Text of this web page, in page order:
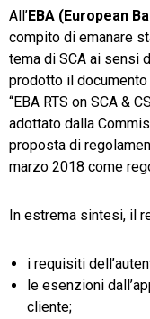
All’EBA (European
compito di emanare
tema di SCA ai sensi
prodotto il
“EBA RTS on SCA &
adottato dalla
proposta di
marzo 2018 come
In estrema sintesi, il
i requisiti
le esenzioni
cliente;